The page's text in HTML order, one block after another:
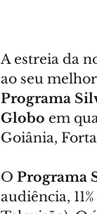
A estreia da
ao seu
Programa
Globo em
Goiânia,
O Programa
audiência,